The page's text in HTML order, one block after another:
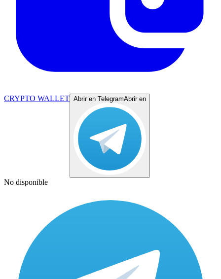
CRYPTO WALLET Abrir en TelegramAbrir en
No disponible